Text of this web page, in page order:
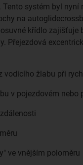
systém byl
na
křídlo zajišťuje
Přejezdová
vodicího žlabu při
v pojezdovém nebo
ve vnějším poloměru